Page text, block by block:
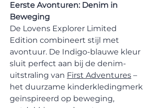
Eerste Avonturen: Denim in
Beweging
De Lovens Explorer Limited
Edition combineert stijl met
avontuur. De Indigo-blauwe kleur
sluit perfect aan bij de denim-
uitstraling van First Adventures –
het duurzame kinderkledingmerk
geïnspireerd op beweging,